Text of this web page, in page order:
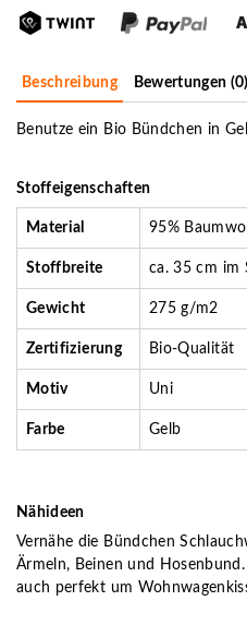
Beschreibung Bewertungen (0)
Benutze ein Bio Bündchen in
Stoffeigenschaften
Material 95%
Stoffbreite ca. 35 cm im
Gewicht 275 g/m2
Zertifizierung Bio-Qualität
Motiv Uni
Farbe Gelb
Nähideen
Vernähe die Bündchen
Ärmeln, Beinen und
auch perfekt um